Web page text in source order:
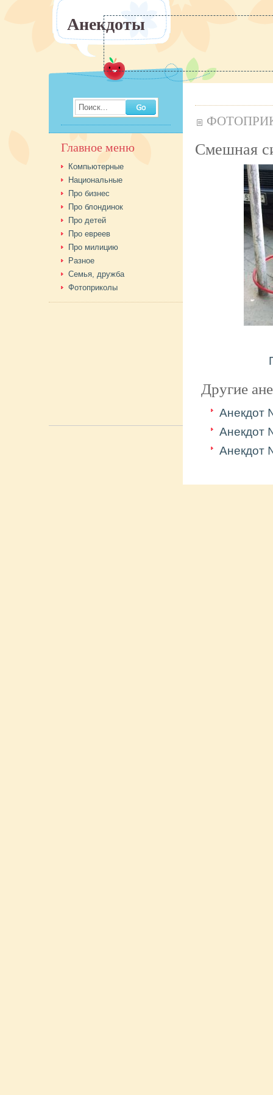
Анекдоты
Смешная
Другие
Поиск...
Главное меню
Компьютерные
Национальные
Про бизнес
Про блондинок
Про детей
Про евреев
Про милицию
Разное
Семья, дружба
Фотоприколы